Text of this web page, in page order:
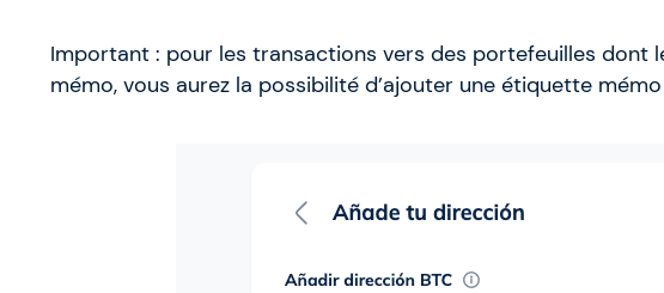
Important : pour les transactions vers des portefeuilles dont
mémo, vous aurez la possibilité d’ajouter une étiquette